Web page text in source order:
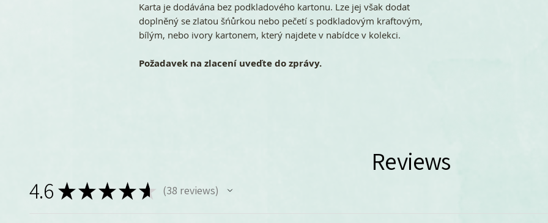
Karta je dodávána bez podkladového kartonu. Lze jej však dodat
doplněný se zlatou šńůrkou nebo pečetí s podkladovým kraftovým,
bílým, nebo ivory kartonem, který najdete v nabídce v kolekci.
Požadavek na zlacení uveďte do zprávy.
Reviews
4.6 ★★★★★ 38 reviews
38